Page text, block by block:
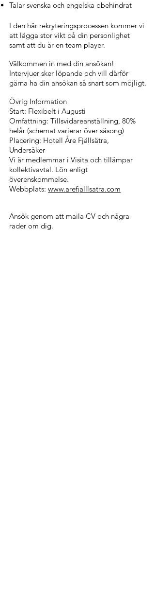
Talar svenska och engelska obehindrat
I den här rekryteringsprocessen kommer vi
att lägga stor vikt på din personlighet
samt att du är en team player.
Välkommen in med din ansökan!
Intervjuer sker löpande och vill därför
gärna ha din ansökan så snart som möjligt.
Övrig Information
Start: Flexibelt i Augusti
Omfattning: Tillsvidareanställning, 80%
helår (schemat varierar över säsong)
Placering: Hotell Åre Fjällsätra,
Undersåker
Vi är medlemmar i Visita och tillämpar
kollektivavtal. Lön enligt
överenskommelse.
Webbplats: www.arefjalllsatra.com
Ansök genom att maila CV och några
rader om dig.